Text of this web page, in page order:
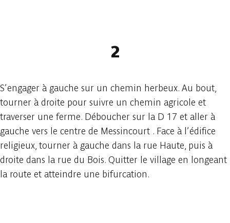
2
S’engager à gauche sur un chemin herbeux. Au bout,
tourner à droite pour suivre un chemin agricole et
traverser une ferme. Déboucher sur la D 17 et aller à
gauche vers le centre de Messincourt . Face à l’édifice
religieux, tourner à gauche dans la rue Haute, puis à
droite dans la rue du Bois. Quitter le village en longeant
la route et atteindre une bifurcation.